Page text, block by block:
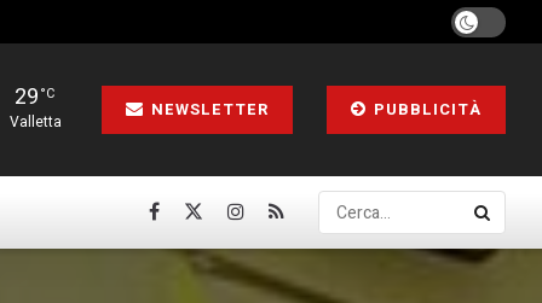
29°C
Valletta
NEWSLETTER PUBBLICITÀ